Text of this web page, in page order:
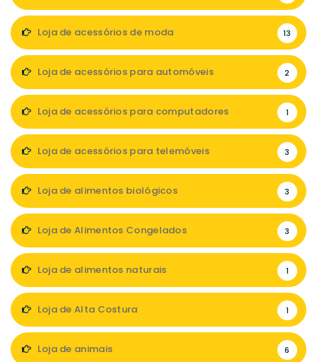
Loja de acessórios de moda 13
Loja de acessórios para automóveis 2
Loja de acessórios para computadores 1
Loja de acessórios para telemóveis 3
Loja de alimentos biológicos 3
Loja de Alimentos Congelados 3
Loja de alimentos naturais 1
Loja de Alta Costura 1
Loja de animais 6